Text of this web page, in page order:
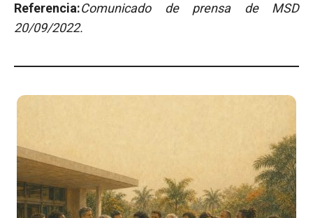
Referencia:Comunicado de prensa de MSD
20/09/2022.